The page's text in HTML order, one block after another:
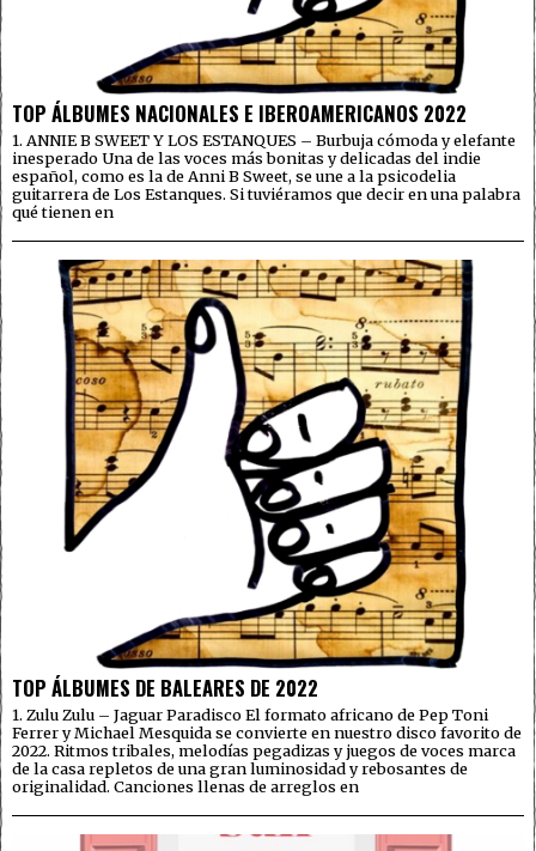
TOP ÁLBUMES NACIONALES E IBEROAMERICANOS 2022
1. ANNIE B SWEET Y LOS ESTANQUES – Burbuja cómoda y elefante
inesperado Una de las voces más bonitas y delicadas del indie
español, como es la de Anni B Sweet, se une a la psicodelia
guitarrera de Los Estanques. Si tuviéramos que decir en una palabra
qué tienen en
TOP ÁLBUMES DE BALEARES DE 2022
1. Zulu Zulu – Jaguar Paradisco El formato africano de Pep Toni
Ferrer y Michael Mesquida se convierte en nuestro disco favorito de
2022. Ritmos tribales, melodías pegadizas y juegos de voces marca
de la casa repletos de una gran luminosidad y rebosantes de
originalidad. Canciones llenas de arreglos en